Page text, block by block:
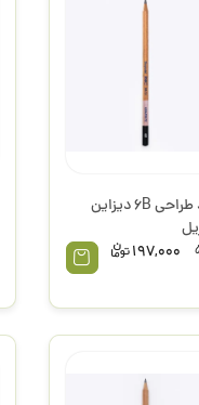
مداد طراحی 6B دیزاین
197,000